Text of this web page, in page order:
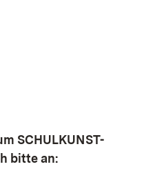
SCHULKUNST-
bitte an: